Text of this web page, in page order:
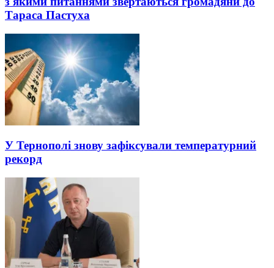
Тараса Пастуха
У Тернополі знову зафіксували температурний
рекорд